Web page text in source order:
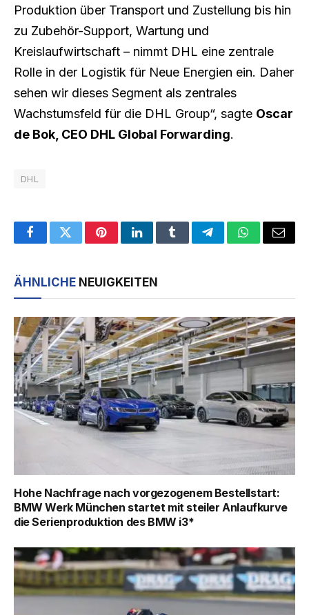
Produktion über Transport und Zustellung bis hin
zu Zubehör-Support, Wartung und
Kreislaufwirtschaft – nimmt DHL eine zentrale
Rolle in der Logistik für Neue Energien ein. Daher
sehen wir dieses Segment als zentrales
Wachstumsfeld für die DHL Group“, sagte Oscar
de Bok, CEO DHL Global Forwarding.
DHL
FacebookTwitterPinterestLinkedInTumblrTelegramWhatsApp
Email
ÄHNLICHE NEUIGKEITEN
Hohe Nachfrage nach vorgezogenem Bestellstart:
BMW Werk München startet mit steiler Anlaufkurve
die Serienproduktion des BMW i3*